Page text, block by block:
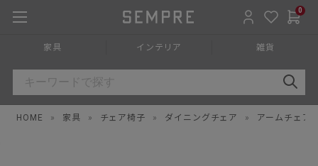
0
家具 インテリア 雑貨
HOME » 家具 » チェア椅子 » ダイニングチェア » アームチェア